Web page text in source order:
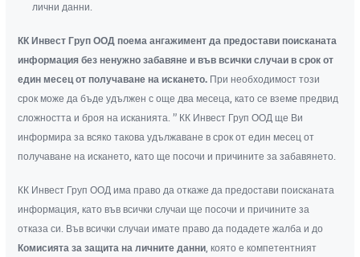
лични данни.
КК Инвест Груп ООД поема ангажимент да предостави поисканата
информация без ненужно забавяне и във всички случаи в срок от
един месец от получаване на искането. При необходимост този
срок може да бъде удължен с още два месеца, като се вземe предвид
сложността и броя на исканията. ” КК Инвест Груп ООД ще Ви
информира за всяко такова удължаване в срок от един месец от
получаване на искането, като ще посочи и причините за забавянето.
КК Инвест Груп ООД има право да откаже да предостави поисканата
информация, като във всички случаи ще посочи и причините за
отказа си. Във всички случаи имате право да подадете жалба и до
Комисията за защита на личните данни, която е компетентният